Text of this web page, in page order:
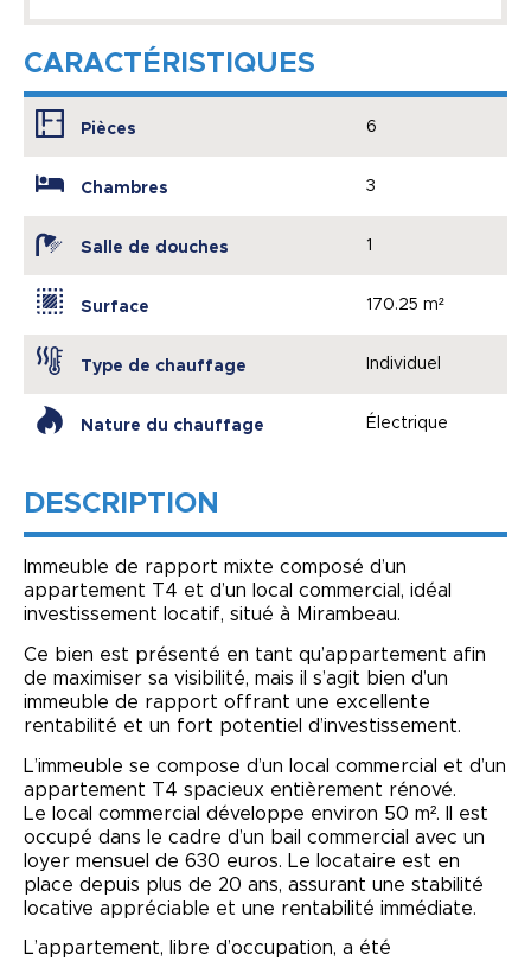
CARACTÉRISTIQUES
Pièces 6
Chambres 3
Salle de douches 1
Surface 170.25 m²
Type de chauffage Individuel
Nature du chauffage Électrique
DESCRIPTION
Immeuble de rapport mixte composé d’un
appartement T4 et d’un local commercial, idéal
investissement locatif, situé à Mirambeau.
Ce bien est présenté en tant qu’appartement afin
de maximiser sa visibilité, mais il s’agit bien d’un
immeuble de rapport offrant une excellente
rentabilité et un fort potentiel d’investissement.
L’immeuble se compose d’un local commercial et d’un
appartement T4 spacieux entièrement rénové.
Le local commercial développe environ 50 m². Il est
occupé dans le cadre d’un bail commercial avec un
loyer mensuel de 630 euros. Le locataire est en
place depuis plus de 20 ans, assurant une stabilité
locative appréciable et une rentabilité immédiate.
L’appartement, libre d’occupation, a été